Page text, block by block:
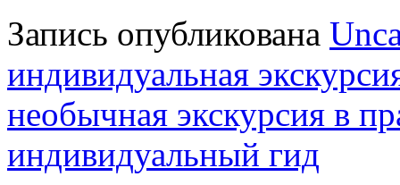
Запись опубликована
индивидуальная
необычная экскурсия в
индивидуальный гид